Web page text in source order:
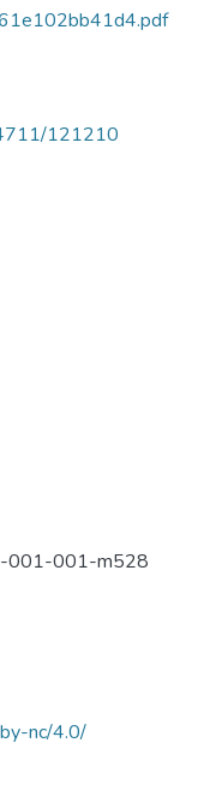
121210
001-001-m528
nc/4.0/